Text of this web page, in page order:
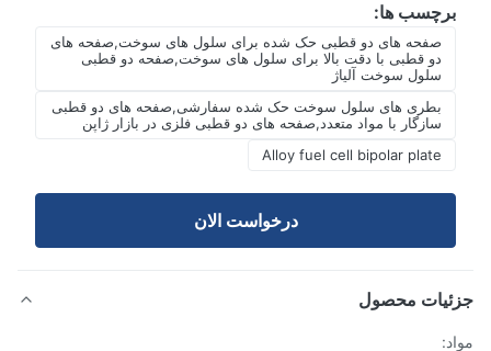
برچسب ها:
صفحه های دو قطبی حک شده برای سلول های سوخت,صفحه های
دو قطبی با دقت بالا برای سلول های سوخت,صفحه دو قطبی
سلول سوخت آلیاژ
بطری های سلول سوخت حک شده سفارشی,صفحه های دو قطبی
سازگار با مواد متعدد,صفحه های دو قطبی فلزی در بازار ژاپن
Alloy fuel cell bipolar plate
درخواست الان
محصول